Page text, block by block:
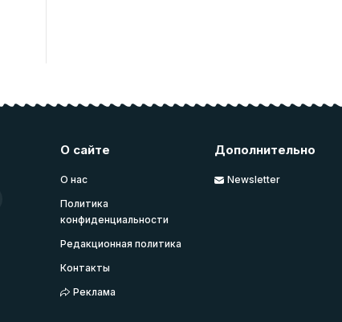
О сайте
О нас
Политика
конфиденциальности
Редакционная политика
Контакты
Реклама
Дополнительно
Newsletter